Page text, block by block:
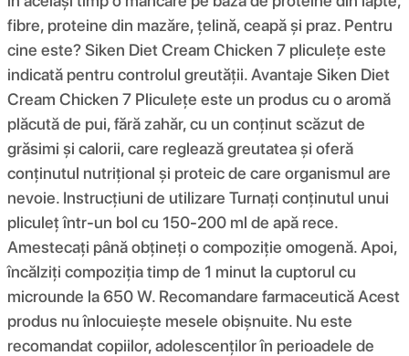
fibre, proteine ​​din mazăre, țelină, ceapă și praz. Pentru
cine este? Siken Diet Cream Chicken 7 pliculețe este
indicată pentru controlul greutății. Avantaje Siken Diet
Cream Chicken 7 Pliculețe este un produs cu o aromă
plăcută de pui, fără zahăr, cu un conținut scăzut de
grăsimi și calorii, care reglează greutatea și oferă
conținutul nutrițional și proteic de care organismul are
nevoie. Instrucțiuni de utilizare Turnați conținutul unui
pliculeț într-un bol cu ​​150-200 ml de apă rece.
Amestecați până obțineți o compoziție omogenă. Apoi,
încălziți compoziția timp de 1 minut la cuptorul cu
microunde la 650 W. Recomandare farmaceutică Acest
produs nu înlocuiește mesele obișnuite. Nu este
recomandat copiilor, adolescenților în perioadele de